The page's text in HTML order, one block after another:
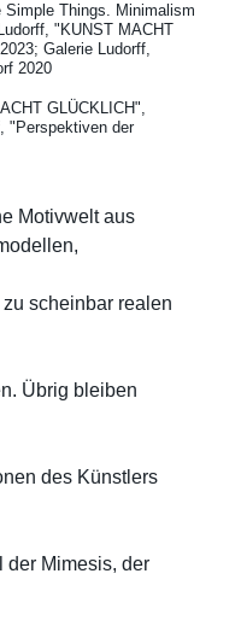
Simple Things. Minimalism
"KUNST MACHT
Galerie Ludorff,
2020
GLÜCKLICH",
"Perspektiven der
Motivwelt aus
scheinbar realen
Übrig bleiben
des Künstlers
der Mimesis, der